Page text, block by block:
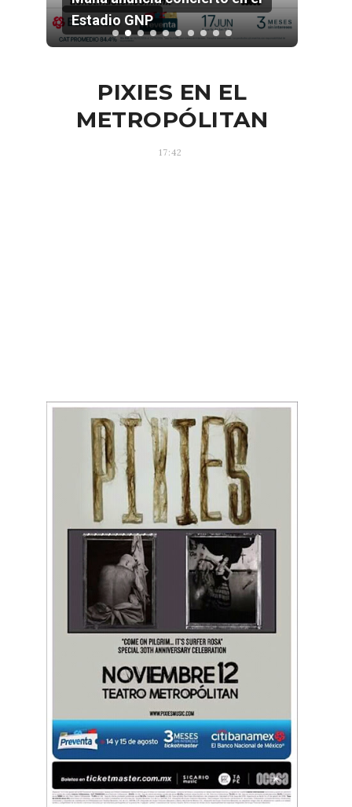
Estadio GNP
PIXIES EN EL
METROPÓLITAN
17:42